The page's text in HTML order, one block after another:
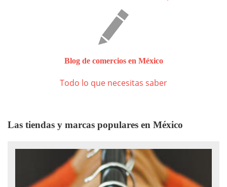
Blog de comercios en México
Todo lo que necesitas saber
Las tiendas y marcas populares en México